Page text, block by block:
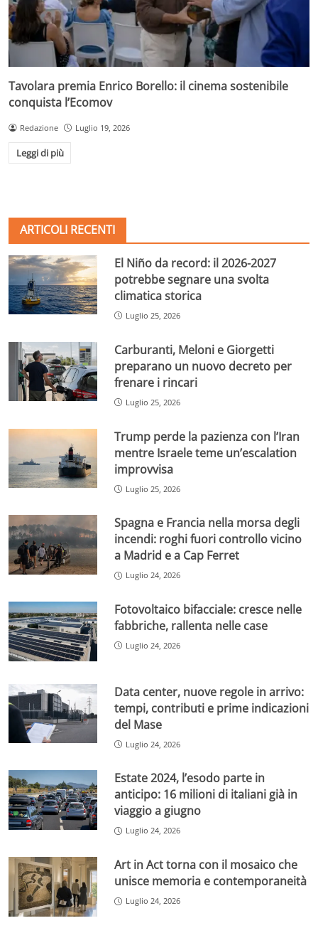
Tavolara premia Enrico Borello: il cinema sostenibile
conquista l’Ecomov
Redazione Luglio 19, 2026
Leggi di più
ARTICOLI RECENTI
El Niño da record: il 2026-2027
potrebbe segnare una svolta
climatica storica
Luglio 25, 2026
Carburanti, Meloni e Giorgetti
preparano un nuovo decreto per
frenare i rincari
Luglio 25, 2026
Trump perde la pazienza con l’Iran
mentre Israele teme un’escalation
improvvisa
Luglio 25, 2026
Spagna e Francia nella morsa degli
incendi: roghi fuori controllo vicino
a Madrid e a Cap Ferret
Luglio 24, 2026
Fotovoltaico bifacciale: cresce nelle
fabbriche, rallenta nelle case
Luglio 24, 2026
Data center, nuove regole in arrivo:
tempi, contributi e prime indicazioni
del Mase
Luglio 24, 2026
Estate 2024, l’esodo parte in
anticipo: 16 milioni di italiani già in
viaggio a giugno
Luglio 24, 2026
Art in Act torna con il mosaico che
unisce memoria e contemporaneità
Luglio 24, 2026